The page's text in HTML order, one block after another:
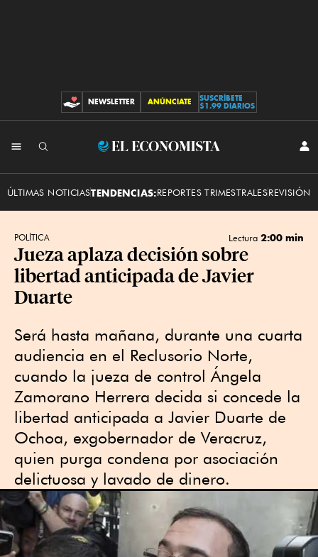
CONTRIBUCIONES
NEWSLETTER ANÚNCIATE
SUSCRÍBETE
$1.99 DIARIOS
El
ÚLTIMAS NOTICIASTENDENCIAS:REPORTES TRIMESTRALESREVISIÓN
POLÍTICA Lectura 2:00 min
Jueza aplaza decisión sobre
libertad anticipada de Javier
Duarte
Será hasta mañana, durante una cuarta
audiencia en el Reclusorio Norte,
cuando la jueza de control Ángela
Zamorano Herrera decida si concede la
libertad anticipada a Javier Duarte de
Ochoa, exgobernador de Veracruz,
quien purga condena por asociación
delictuosa y lavado de dinero.